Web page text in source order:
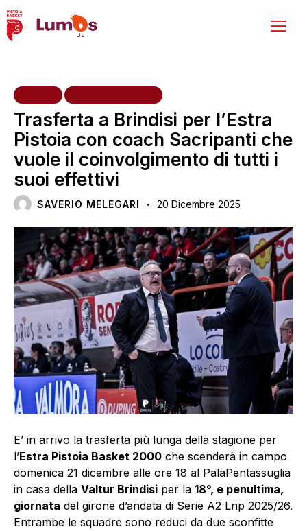
Trasferta a Brindisi per l’Estra
Pistoia con coach Sacripanti che
vuole il coinvolgimento di tutti i
suoi effettivi
SAVERIO MELEGARI 20 Dicembre 2025
E’ in arrivo la trasferta più lunga della stagione per
l’Estra Pistoia Basket 2000 che scenderà in campo
domenica 21 dicembre alle ore 18 al PalaPentassuglia
in casa della Valtur Brindisi per la 18°, e penultima,
giornata del girone d’andata di Serie A2 Lnp 2025/26.
Entrambe le squadre sono reduci da due sconfitte